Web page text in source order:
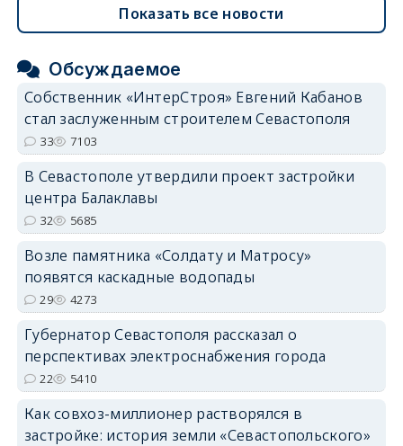
Показать все новости
Обсуждаемое
Собственник «ИнтерСтроя» Евгений Кабанов
стал заслуженным строителем Севастополя
33 7103
В Севастополе утвердили проект застройки
центра Балаклавы
32 5685
Возле памятника «Солдату и Матросу»
появятся каскадные водопады
29 4273
Губернатор Севастополя рассказал о
перспективах электроснабжения города
22 5410
Как совхоз-миллионер растворялся в
застройке: история земли «Севастопольского»